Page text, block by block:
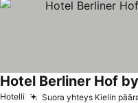
Hotelli Suora yhteys Kielin
Hotel Berliner Hof